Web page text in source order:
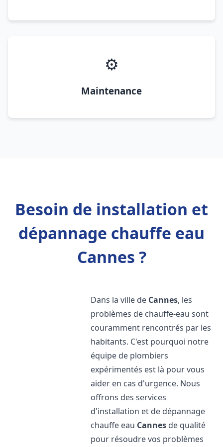
⚙️
Maintenance
Besoin de installation et
dépannage chauffe eau
Cannes ?
Dans la ville de Cannes, les
problèmes de chauffe-eau sont
couramment rencontrés par les
habitants. C'est pourquoi notre
équipe de plombiers
expérimentés est là pour vous
aider en cas d'urgence. Nous
offrons des services
d'installation et de dépannage
chauffe eau Cannes de qualité
pour résoudre vos problèmes